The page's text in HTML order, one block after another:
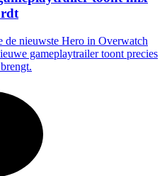
nieuwste Hero in Overwatch
gameplaytrailer toont precies